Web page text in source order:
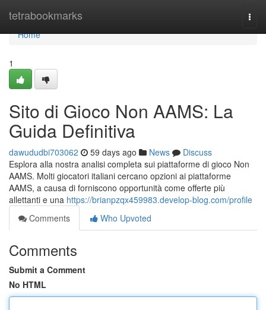
tetrabookmarks
Home
Home
1
Sito di Gioco Non AAMS: La
Guida Definitiva
dawududbi703062 59 days ago News
Discuss
Esplora alla nostra analisi completa sui piattaforme di gioco Non
AAMS. Molti giocatori italiani cercano opzioni ai piattaforme
AAMS, a causa di forniscono opportunità come offerte più
allettanti e una https://brianpzqx459983.develop-blog.com/profile
Comments
Who Upvoted
Comments
Submit a Comment
No HTML